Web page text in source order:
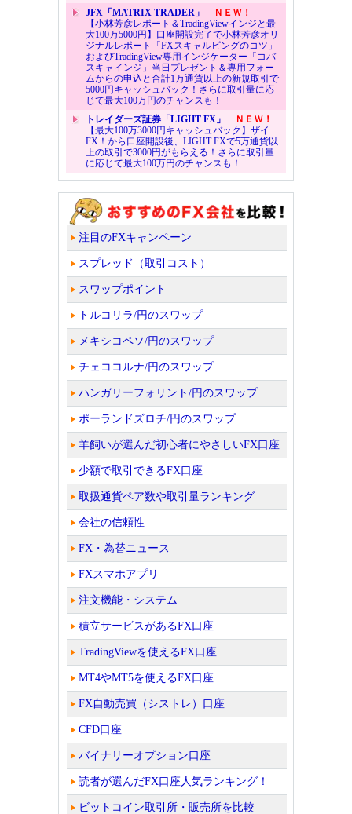
JFX「MATRIX TRADER」
ＮＥＷ！
【小林芳彦レポート＆TradingViewインジと最
大100万5000円】口座開設完了で小林芳彦オリ
ジナルレポート「FXスキャルピングのコツ」
およびTradingView専用インジケーター「コバ
スキャインジ」当日プレゼント＆専用フォー
ムからの申込と合計1万通貨以上の新規取引で
5000円キャッシュバック！さらに取引量に応
じて最大100万円のチャンスも！
トレイダーズ証券「LIGHT FX」
ＮＥＷ！
【最大100万3000円キャッシュバック】ザイ
FX！から口座開設後、LIGHT FXで5万通貨以
上の取引で3000円がもらえる！さらに取引量
に応じて最大100万円のチャンスも！
注目のFXキャンペーン
スプレッド（取引コスト）
スワップポイント
トルコリラ/円のスワップ
メキシコペソ/円のスワップ
チェココルナ/円のスワップ
ハンガリーフォリント/円のスワップ
ポーランドズロチ/円のスワップ
羊飼いが選んだ初心者にやさしいFX口座
少額で取引できるFX口座
取扱通貨ペア数や取引量ランキング
会社の信頼性
FX・為替ニュース
FXスマホアプリ
注文機能・システム
積立サービスがあるFX口座
TradingViewを使えるFX口座
MT4やMT5を使えるFX口座
FX自動売買（シストレ）口座
CFD口座
バイナリーオプション口座
読者が選んだFX口座人気ランキング！
ビットコイン取引所・販売所を比較